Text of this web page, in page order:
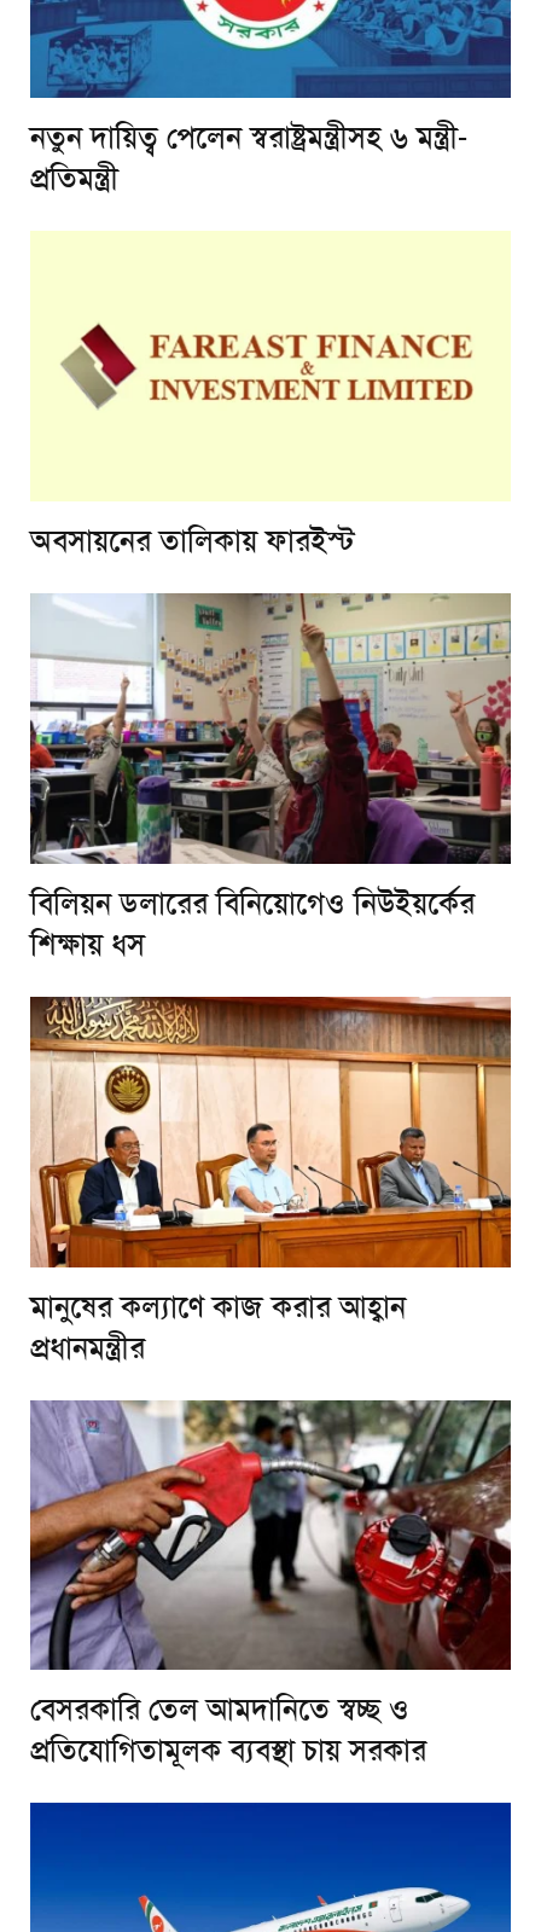
নতুন দায়িত্ব পেলেন স্বরাষ্ট্রমন্ত্রীসহ ৬ মন্ত্রী-
প্রতিমন্ত্রী
অবসায়নের তালিকায় ফারইস্ট
বিলিয়ন ডলারের বিনিয়োগেও নিউইয়র্কের
শিক্ষায় ধস
মানুষের কল্যাণে কাজ করার আহ্বান
প্রধানমন্ত্রীর
বেসরকারি তেল আমদানিতে স্বচ্ছ ও
প্রতিযোগিতামূলক ব্যবস্থা চায় সরকার